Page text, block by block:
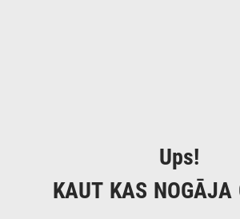
Ups!
KAUT KAS NOGĀJA